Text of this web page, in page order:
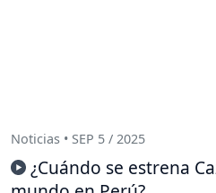
Noticias • SEP 5 / 2025
¿Cuándo se estrena